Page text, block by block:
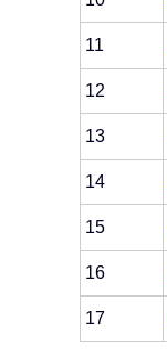
11
12
13
14
15
16
17